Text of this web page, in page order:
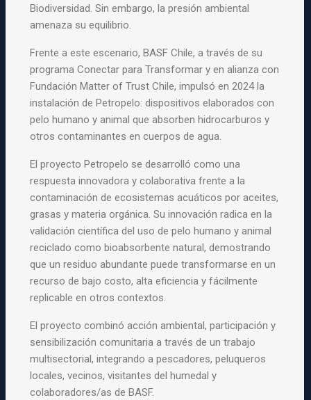
Biodiversidad. Sin embargo, la presión ambiental
amenaza su equilibrio.
Frente a este escenario, BASF Chile, a través de su
programa Conectar para Transformar y en alianza con
Fundación Matter of Trust Chile, impulsó en 2024 la
instalación de Petropelo: dispositivos elaborados con
pelo humano y animal que absorben hidrocarburos y
otros contaminantes en cuerpos de agua.
El proyecto Petropelo se desarrolló como una
respuesta innovadora y colaborativa frente a la
contaminación de ecosistemas acuáticos por aceites,
grasas y materia orgánica. Su innovación radica en la
validación científica del uso de pelo humano y animal
reciclado como bioabsorbente natural, demostrando
que un residuo abundante puede transformarse en un
recurso de bajo costo, alta eficiencia y fácilmente
replicable en otros contextos.
El proyecto combinó acción ambiental, participación y
sensibilización comunitaria a través de un trabajo
multisectorial, integrando a pescadores, peluqueros
locales, vecinos, visitantes del humedal y
colaboradores/as de BASF.